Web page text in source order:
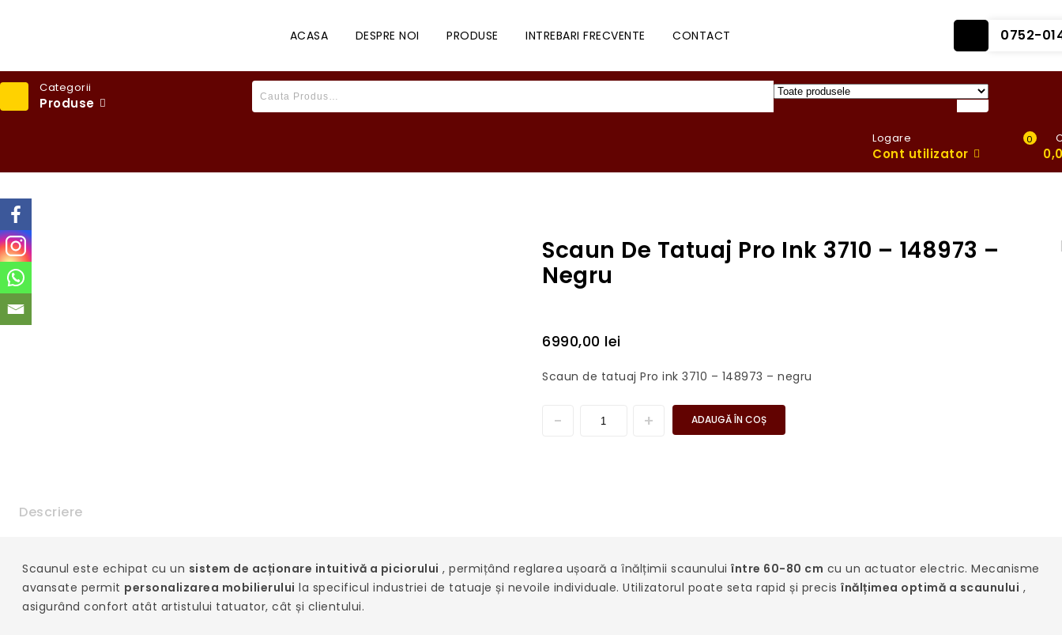
ACASA DESPRE NOI PRODUSE INTREBARI FRECVENTE CONTACT 0752-
Categorii
Produse
Logare
Cont utilizator
0
Scaun De Tatuaj Pro Ink 3710 – 148973 –
Negru
6990,00 lei
Scaun de tatuaj Pro ink 3710 – 148973 – negru
ADAUGĂ ÎN COȘ
Descriere
Scaunul este echipat cu un sistem de acționare intuitivă a piciorului , permițând reglarea ușoară a înălțimii scaunului între 60-80 cm cu un actuator electric. Mecanisme
avansate permit personalizarea mobilierului la specificul industriei de tatuaje și nevoile individuale. Utilizatorul poate seta rapid și precis înălțimea optimă a scaunului ,
asigurând confort atât artistului tatuator, cât și clientului.